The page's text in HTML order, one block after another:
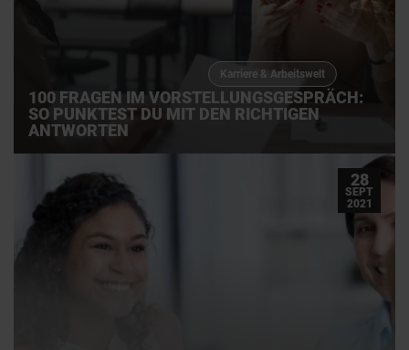
Karriere & Arbeitswelt
100 FRAGEN IM VORSTELLUNGSGESPRÄCH:
SO PUNKTEST DU MIT DEN RICHTIGEN
ANTWORTEN
28
SEPT
2021